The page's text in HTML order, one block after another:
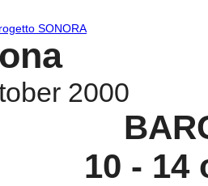
SONORA
2000
10 - 14